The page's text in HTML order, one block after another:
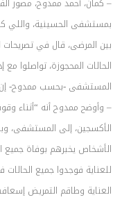
– كمان، أحمد ممدوح، مصور
بمستشفى الحسينية، واللي
الحالات المحجوزة، تواصلوا
المستشفى -بحسب ممدوح- إن
– وأوضح ممدوح أنه “أثناء
الأكسجين، إلى المستشفى،
الأشخاص يخبرهم بوفاة جميع
للعناية فوجدوا جميع
العناية وطاقم التمريض